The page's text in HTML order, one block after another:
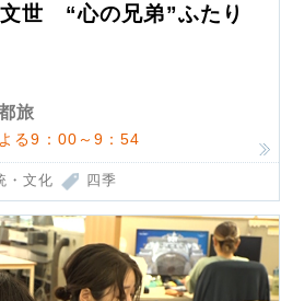
世 “心の兄弟”ふたり
旅
る9：00～9：54
・文化 四季